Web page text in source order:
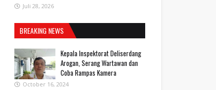
Juli 28, 2026
BREAKING NEWS
Kepala Inspektorat Deliserdang
Arogan, Serang Wartawan dan
Coba Rampas Kamera
October 16, 2024